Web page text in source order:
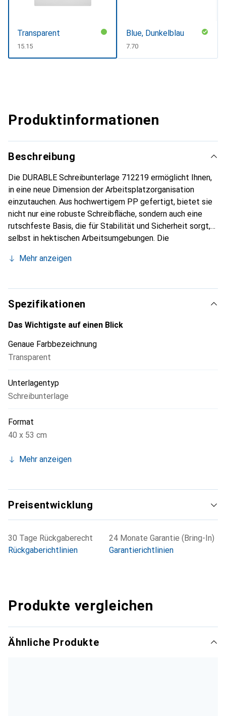
Transparent
CHF
15.15
Blue, Dunkelblau
CHF
7.70
Produktinformationen
Beschreibung
Die DURABLE Schreibunterlage 712219 ermöglicht Ihnen,
in eine neue Dimension der Arbeitsplatzorganisation
einzutauchen. Aus hochwertigem PP gefertigt, bietet sie
nicht nur eine robuste Schreibfläche, sondern auch eine
rutschfeste Basis, die für Stabilität und Sicherheit sorgt,
selbst in hektischen Arbeitsumgebungen. Die
Look, sondern gewährleisten auch ein angenehmes
Schreibunterlage von beiden Seiten leicht feucht zu
reinigen, was eine mühelose Pflege und langfristige
Nutzung ermöglicht. Erhöhen Sie die Effizienz und
Ästhetik Ihres Büros mit der DURABLE Schreibunterlage.
stilvolles Accessoire mit Ihrer Schreibtischunterlage.
Mehr anzeigen
Spezifikationen
Das Wichtigste auf einen Blick
Genaue Farbbezeichnung
Transparent
Unterlagentyp
Schreibunterlage
Format
40 x 53 cm
Mehr anzeigen
Preisentwicklung
30 Tage Rückgaberecht
Rückgaberichtlinien
24 Monate Garantie (Bring-In)
Garantierichtlinien
Produkte vergleichen
Ähnliche Produkte